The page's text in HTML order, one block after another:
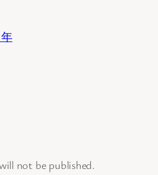
not be published.